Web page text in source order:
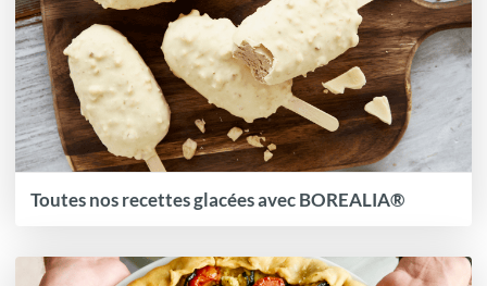
Toutes nos recettes glacées avec BOREALIA®